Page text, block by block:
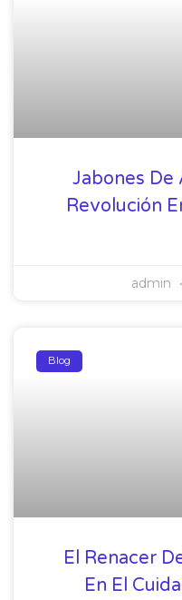
Jabones De
Revolución
admin
Blog
El Renacer
En El